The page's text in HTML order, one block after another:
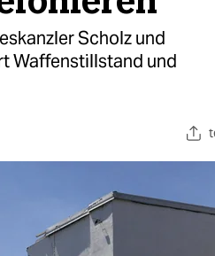
Scholz und
Waffenstillstand und